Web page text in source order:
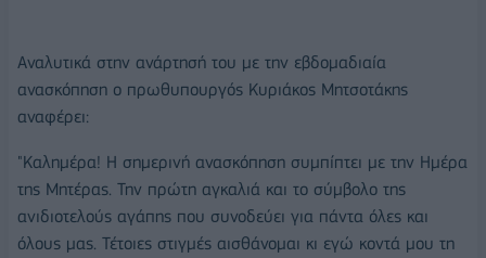
Αναλυτικά στην ανάρτησή του με την εβδομαδιαία
ανασκόπηση ο πρωθυπουργός Κυριάκος Μητσοτάκης
αναφέρει:
"Καλημέρα! Η σημερινή ανασκόπηση συμπίπτει με την Ημέρα
της Μητέρας. Την πρώτη αγκαλιά και το σύμβολο της
ανιδιοτελούς αγάπης που συνοδεύει για πάντα όλες και
όλους μας. Τέτοιες στιγμές αισθάνομαι κι εγώ κοντά μου τη